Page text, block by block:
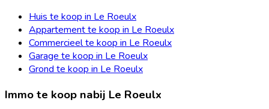
Huis te koop in Le Roeulx
Appartement te koop in Le Roeulx
Commercieel te koop in Le Roeulx
Garage te koop in Le Roeulx
Grond te koop in Le Roeulx
Immo te koop nabij Le Roeulx